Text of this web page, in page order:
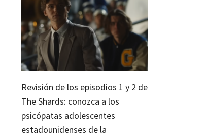
Revisión de los episodios 1 y 2 de
The Shards: conozca a los
psicópatas adolescentes
estadounidenses de la